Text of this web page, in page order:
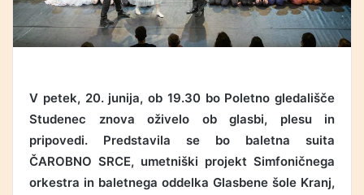
V petek, 20. junija, ob 19.30 bo Poletno gledališče
Studenec znova oživelo ob glasbi, plesu in
pripovedi. Predstavila se bo baletna suita
ČAROBNO SRCE, umetniški projekt Simfoničnega
orkestra in baletnega oddelka Glasbene šole Kranj,